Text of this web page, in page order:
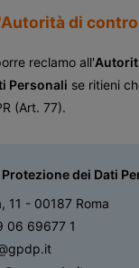
di
reclamo all'
Personali se ritieni
(Art. 77).
dei Dati
11 - 00187 Roma
06 69677 1